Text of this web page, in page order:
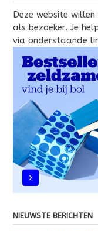
Deze website
als bezoeker. Je
via onderstaande
NIEUWSTE BERICHTEN